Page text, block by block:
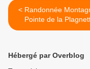
< Randonnée Montagne -
Pointe de la
(2717m) - Massif
Hébergé par Overblog